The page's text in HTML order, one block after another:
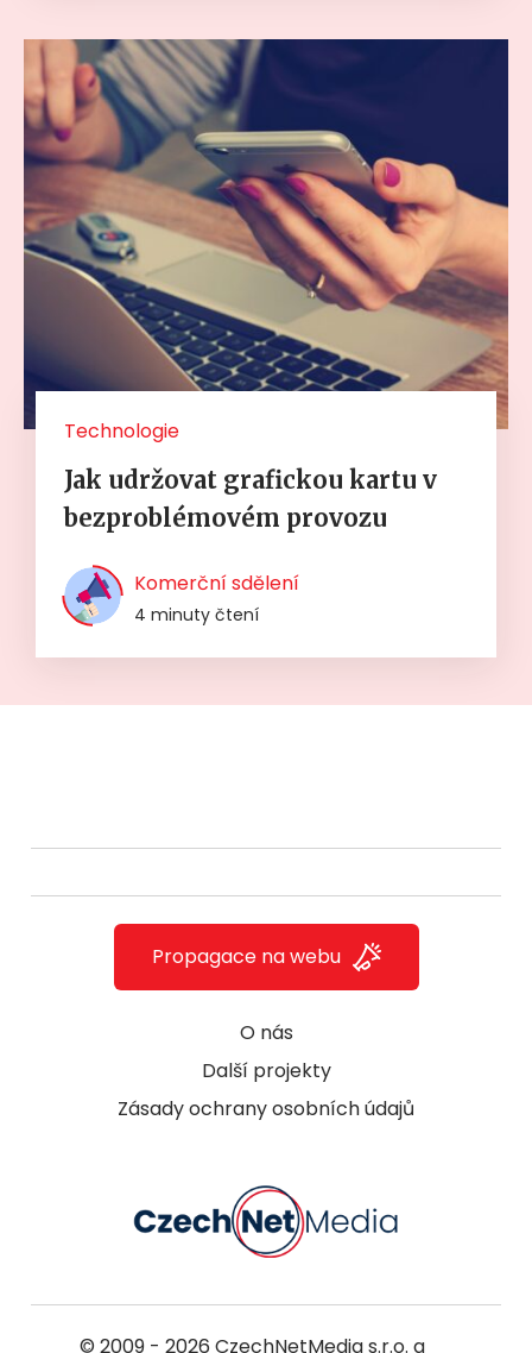
Technologie
Jak udržovat grafickou kartu v
bezproblémovém provozu
Komerční sdělení
4 minuty čtení
O nás
Další projekty
Zásady ochrany osobních údajů
Propagace na webu
© 2009 - 2026 CzechNetMedia s.r.o. a